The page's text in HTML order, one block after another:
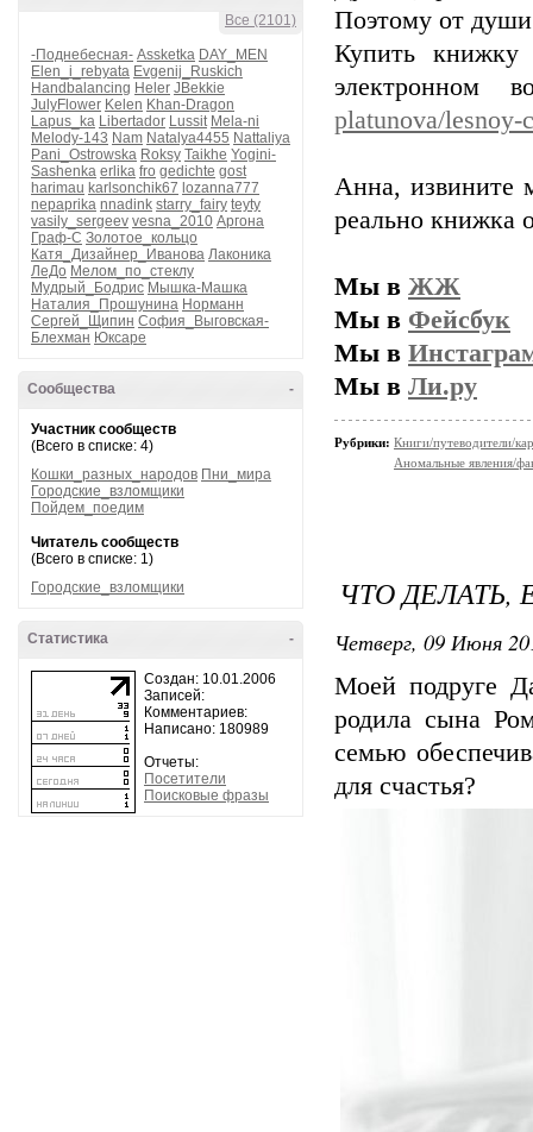
Все (2101)
-Поднебесная- Assketka DAY_MEN
Elen_i_rebyata Evgenij_Ruskich
Handbalancing Heler JBekkie
JulyFlower Kelen Khan-Dragon
Lapus_ka Libertador Lussit Mela-ni
Melody-143 Nam Natalya4455 Nattaliya
Pani_Ostrowska Roksy Taikhe Yogini-
Sashenka erlika fro gedichte gost
harimau karlsonchik67 lozanna777
nepaprika nnadink starry_fairy teyty
vasily_sergeev vesna_2010 Аргона
Граф-С Золотое_кольцо
Катя_Дизайнер_Иванова Лаконика
ЛеДо Мелом_по_стеклу
Мудрый_Бодрис Мышка-Машка
Наталия_Прошунина Норманн
Сергей_Щипин София_Выговская-
Блехман Юксаре
-
Сообщества
Участник сообществ
(Всего в списке: 4)
Кошки_разных_народов Пни_мира
Городские_взломщики
Пойдем_поедим
Читатель сообществ
(Всего в списке: 1)
Городские_взломщики
-
Статистика
Создан: 10.01.2006
Записей:
Комментариев:
Написано: 180989
Отчеты:
Посетители
Поисковые фразы
Поэтому от
Купить
platunova/lesnoy-
Анна, извините
реально книжка
Мы в ЖЖ
Мы в Фейсбук
Мы в
Мы в Ли.ру
Рубрики: Книги/путеводители/
Аномальные явления/
ЧТО
Четверг, 09 Июня
Моей подруге
родила сына
семью
для счастья?